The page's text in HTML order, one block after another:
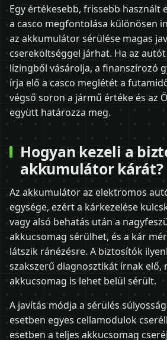
Egy értékesebb, frissebb használt
a casco megfontolása különösen
az akkumulátor sérülése magas
csereköltséggel járhat. Ha az
lízingből vásárolja, a finanszírozó
írja elő a casco meglétét a
végső soron a jármű értéke és az
együtt határozza meg.
Hogyan kezeli a
akkumulátor kárát?
Az akkumulátor az elektromos
egysége, ezért a kárkezelése
vagy alsó behatás után a
akkucsomag sérülhet, és a kár
látszik ránézésre. A biztosítók
szakszerű diagnosztikát írnak elő,
akkucsomag is lehet belül sérült.
A javítás módja a sérülés
esetben egyes cellamodulok
esetben a teljes akkucsomag